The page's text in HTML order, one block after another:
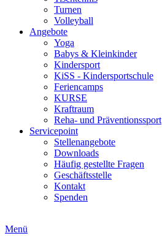
Turnen
Volleyball
Angebote
Yoga
Babys & Kleinkinder
Kindersport
KiSS - Kindersportschule
Feriencamps
KURSE
Kraftraum
Reha- und Präventionssport
Servicepoint
Stellenangebote
Downloads
Häufig gestellte Fragen
Geschäftsstelle
Kontakt
Spenden
Menü